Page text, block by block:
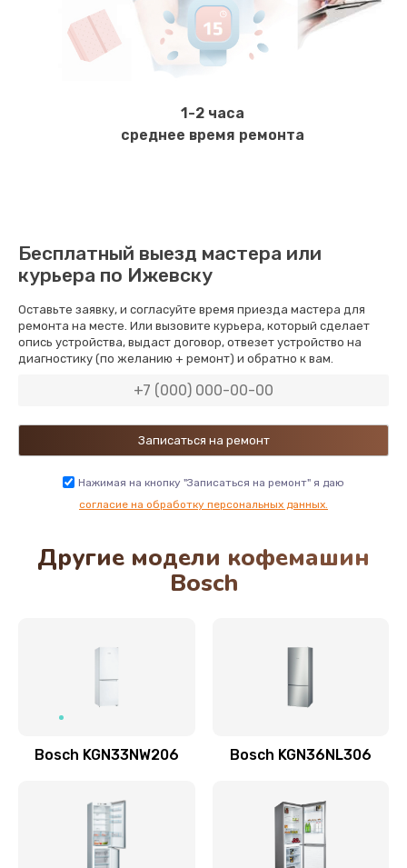
Ремонт системной платы
1420 руб.
Замена ТЭНа
820 руб.
Ремонт двигателя кофемолки
970 руб.
Заказать
Замена трубок
450 руб.
Заказать
Ремонт гидросистемы
890 руб.
Замена пароблока
1-2 часа
среднее время ремонта
Бесплатный выезд мастера или
курьера по Ижевску
Оставьте заявку, и согласуйте время приезда мастера для
ремонта на месте. Или вызовите курьера, который сделает
опись устройства, выдаст договор, отвезет устройство на
диагностику (по желанию + ремонт) и обратно к вам.
Нажимая на кнопку "Записаться на ремонт" я даю
согласие на обработку персональных данных.
Другие модели кофемашин
Bosch
Bosch KGN33NW206 Bosch KGN36NL306